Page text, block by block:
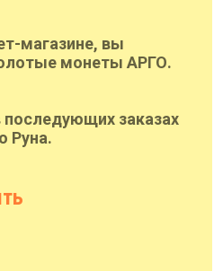
магазине, вы
монеты АРГО.
заказах
Руна.